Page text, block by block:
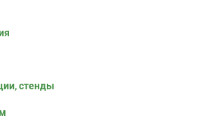
стенды